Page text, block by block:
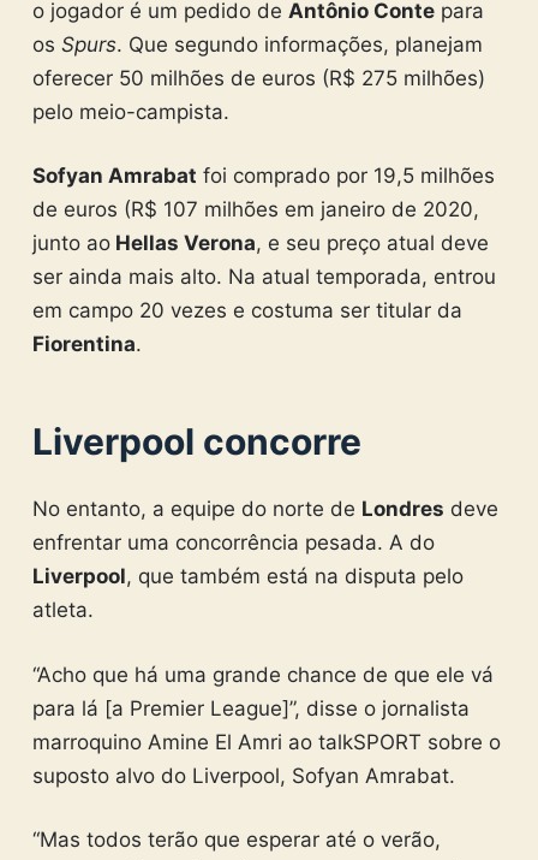
o jogador é um pedido de Antônio Contepara
os Spurs. Que segundo informações, planejam
oferecer 50 milhões de euros (R$ 275 milhões)
pelo meio-campista.
Sofyan Amrabat foi comprado por 19,5 milhões
de euros (R$ 107 milhões em janeiro de 2020,
junto aoHellas Verona, e seu preço atual deve
ser ainda mais alto. Na atual temporada, entrou
em campo 20 vezes e costuma ser titular da
Fiorentina.
Liverpool concorre
No entanto, a equipe do norte de Londres deve
enfrentar uma concorrência pesada. A do
Liverpool, que também está na disputa pelo
atleta.
“Acho que há uma grande chance de que ele vá
para lá [a Premier League]”, disse o jornalista
marroquino Amine El Amri ao talkSPORT sobre o
suposto alvo do Liverpool, Sofyan Amrabat.
“Mas todos terão que esperar até o verão,